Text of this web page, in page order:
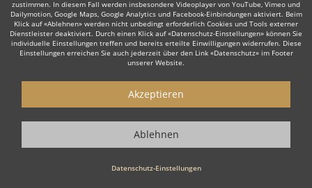
Wie funktioniert's?
Starten Sie mit dem Button 'Kostenlos anfragen' eine Anfrage an die für
2. Angebote erhalten & Details besprechen
Sie erhalten Angebote Ihrer angefragten Sänger. Nutzen Sie die
zustimmen. In diesem Fall werden insbesondere Videoplayer von YouTube, Vimeo und
Dailymotion, Google Maps, Google Analytics und Facebook-Einbindungen aktiviert. Beim
Klick auf «Ablehnen» werden nicht unbedingt erforderlich Cookies und Tools externer
Dienstleister deaktiviert. Durch einen Klick auf «Datenschutz-Einstellungen» können Sie
individuelle Einstellungen treffen und bereits erteilte Einwilligungen widerrufen. Diese
Einstellungen erreichen Sie auch jederzeit über den Link «Datenschutz» im Footer
unserer Website.
Datenschutz-Einstellungen
Akzeptieren
Ablehnen